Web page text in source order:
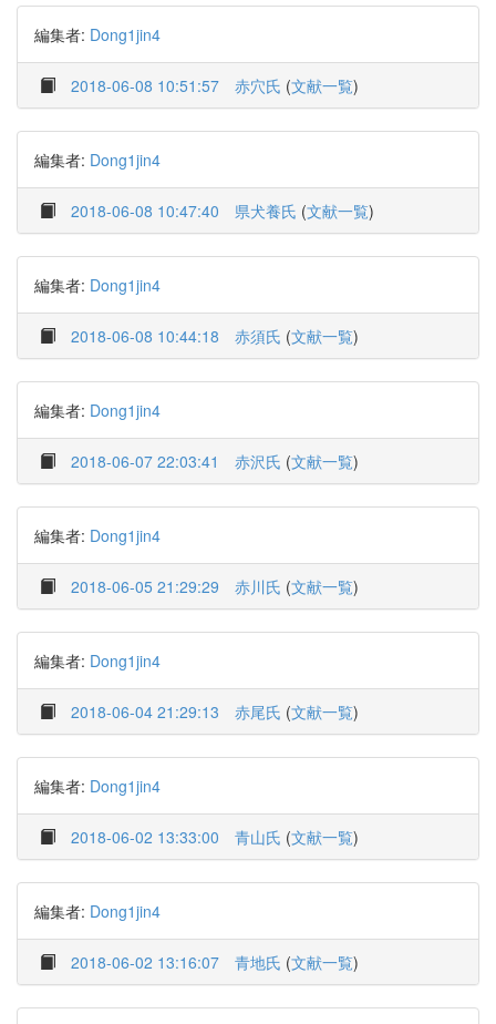
編集者: Dong1jin4
2018-06-08 10:51:57 赤穴氏 (文献一覧)
編集者: Dong1jin4
2018-06-08 10:47:40 県犬養氏 (文献一覧)
編集者: Dong1jin4
2018-06-08 10:44:18 赤須氏 (文献一覧)
編集者: Dong1jin4
2018-06-07 22:03:41 赤沢氏 (文献一覧)
編集者: Dong1jin4
2018-06-05 21:29:29 赤川氏 (文献一覧)
編集者: Dong1jin4
2018-06-04 21:29:13 赤尾氏 (文献一覧)
編集者: Dong1jin4
2018-06-02 13:33:00 青山氏 (文献一覧)
編集者: Dong1jin4
2018-06-02 13:16:07 青地氏 (文献一覧)